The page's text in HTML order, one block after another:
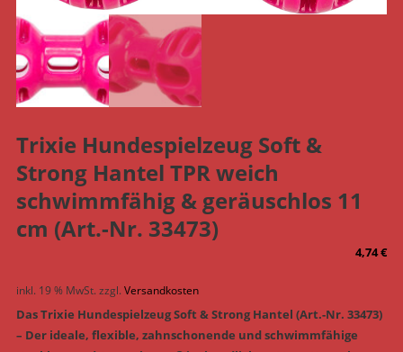
Trixie Hundespielzeug Soft &
Strong Hantel TPR weich
schwimmfähig & geräuschlos 11
cm (Art.-Nr. 33473)
4,74€
inkl. 19 % MwSt. zzgl. Versandkosten
Das Trixie Hundespielzeug Soft & Strong Hantel (Art.-Nr. 33473)
– Der ideale, flexible, zahnschonende und schwimmfähige